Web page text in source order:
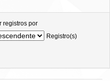
registros por
Registro(s)